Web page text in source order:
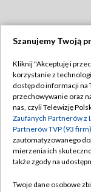
Abonament TVP
Emisja w TVP
Centrum
Naziemna
Szanujemy Twoją
Kliknij "Akceptuję i
korzystanie z
dostęp do informacji
przechowywanie oraz
nas, czyli Telewizję
Zaufanych Partnerów z
Partnerów TVP (93 firm)
zautomatyzowanego
mierzenia ich
także zgody na
Twoje dane osobowe